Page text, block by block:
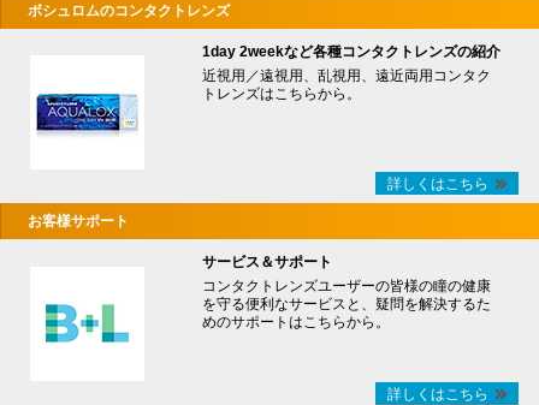
ボシュロムのコンタクトレンズ
1day 2weekなど各種コンタクトレンズの紹介
近視用／遠視用、乱視用、遠近両用コンタク
トレンズはこちらから。
詳しくはこちら
お客様サポート
サービス＆サポート
コンタクトレンズユーザーの皆様の瞳の健康
を守る便利なサービスと、疑問を解決するた
めのサポートはこちらから。
詳しくはこちら